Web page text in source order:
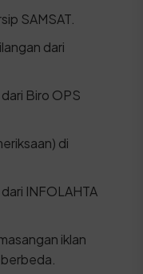
SAMSAT.
dari
Biro OPS
di
INFOLAHTA
iklan